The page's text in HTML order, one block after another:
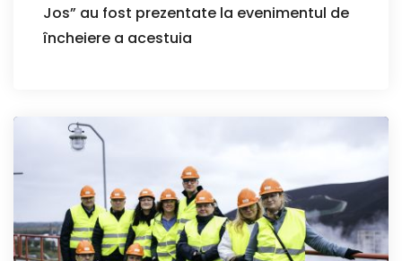
Jos” au fost prezentate la evenimentul de
încheiere a acestuia